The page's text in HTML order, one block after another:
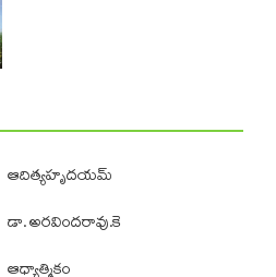
ఆదిత్యహృదయమ్
డా. అరవిందరావు.కె